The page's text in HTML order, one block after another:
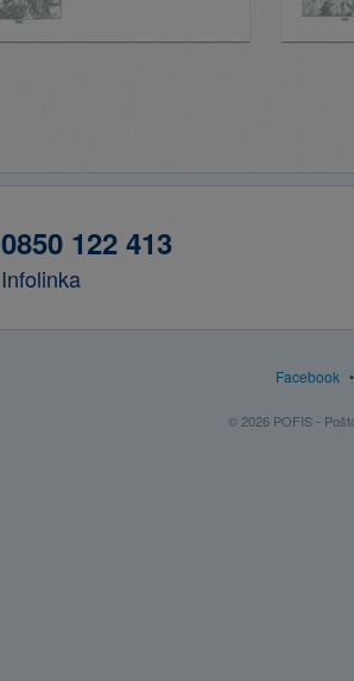
0850 122 413
Infolinka
Facebook
© 2026 POFIS -